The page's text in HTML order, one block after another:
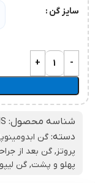
سایز گن
شناسه محصول:
دسته: گن
پروتز, گن بعد از
پهلو و پشت, گن